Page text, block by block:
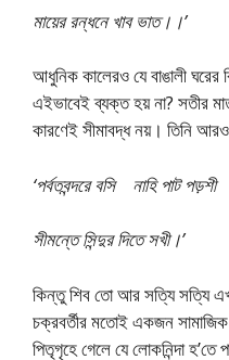
মায়ের রন্ধনে খাব ভাত।।’
আধুনিক কালেরও যে বাঙালী ঘরের
এইভাবেই ব্যক্ত হয় না? সতীর
কারণেই সীমাবদ্ধ নয়। তিনি
‘পর্বতবন্দরে বসি নাহি পাট পড়শী
সীমন্তে সিন্দুর দিতে সখী।’
কিন্তু শিব তো আর সত্যি সত্যি
চক্রবর্তীর মতোই একজন সামাজিক
পিতৃগৃহে গেলে যে লোকনিন্দা হ’তে